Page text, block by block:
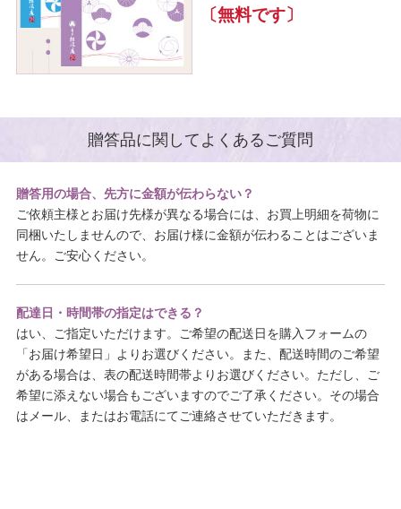
〔無料です〕
贈答品に関してよくあるご質問
贈答用の場合、先方に金額が伝わらない？
ご依頼主様とお届け先様が異なる場合には、お買上明細を荷物に
同梱いたしませんので、お届け様に金額が伝わることはございま
せん。ご安心ください。
配達日・時間帯の指定はできる？
はい、ご指定いただけます。ご希望の配送日を購入フォームの
「お届け希望日」よりお選びください。また、配送時間のご希望
がある場合は、表の配送時間帯よりお選びください。ただし、ご
希望に添えない場合もございますのでご了承ください。その場合
はメール、またはお電話にてご連絡させていただきます。